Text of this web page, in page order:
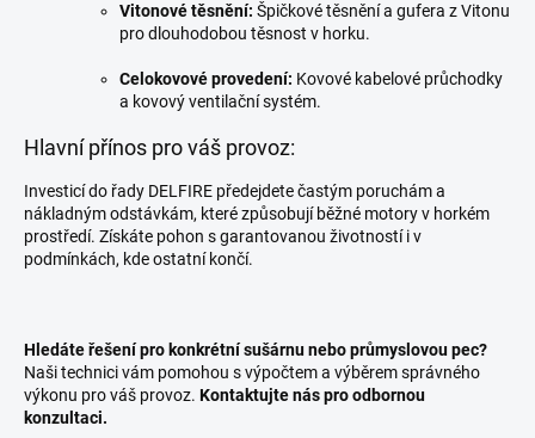
Vitonové těsnění: Špičkové těsnění a gufera z Vitonu
pro dlouhodobou těsnost v horku.
Celokovové provedení: Kovové kabelové průchodky
a kovový ventilační systém.
Hlavní přínos pro váš provoz:
Investicí do řady DELFIRE předejdete častým poruchám a
nákladným odstávkám, které způsobují běžné motory v horkém
prostředí. Získáte pohon s garantovanou životností i v
podmínkách, kde ostatní končí.
Hledáte řešení pro konkrétní sušárnu nebo průmyslovou pec?
Naši technici vám pomohou s výpočtem a výběrem správného
výkonu pro váš provoz. Kontaktujte nás pro odbornou
konzultaci.